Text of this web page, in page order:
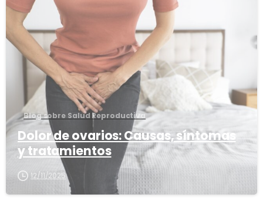
Blog sobre Salud Reproductiva
Dolor de ovarios: Causas, síntomas
y tratamientos
12/11/2025